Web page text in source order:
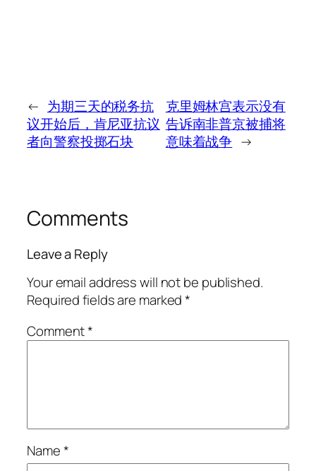
← 为期三天的税务抗
议开始后，肯尼亚抗议
者向警察投掷石块
克里姆林宫表示没有
告诉南非普京被捕将
意味着战争 →
Comments
Leave a Reply
Your email address will not be published.
Required fields are marked*
Comment*
Name*